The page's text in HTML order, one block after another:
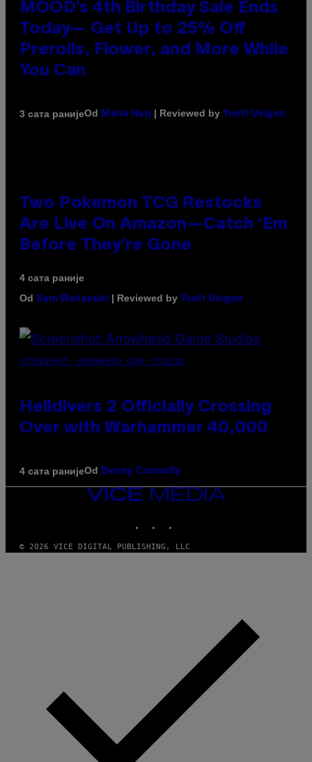
MOOD’s 4th Birthday Sale Ends
Today— Get Up to 25% Off
Prerolls, Flower, and More While
You Can
3 сата ранијеOd Maha Haq | Reviewed by Ysolt Usigan
Two Pokemon TCG Restocks
Are Live On Amazon—Catch ‘Em
Before They’re Gone
4 сата раније
Od Sam Watanuki | Reviewed by Ysolt Usigan
SCREENSHOT: ARROWHEAD GAME STUDIOS
Helldivers 2 Officially Crossing
Over with Warhammer 40,000
4 сата ранијеOd Denny Connolly
VICE
© 2026 VICE DIGITAL PUBLISHING, LLC